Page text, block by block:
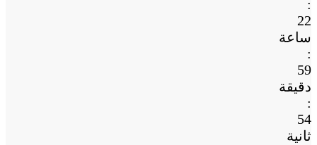
:
22
ساعة
:
59
دقيقة
:
54
ثانية